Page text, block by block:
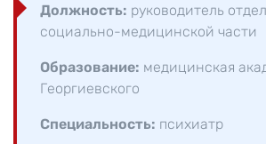
Должность: руководитель
социально-медицинской части
Образование: медицинская
Георгиевского
Специальность: психиатр